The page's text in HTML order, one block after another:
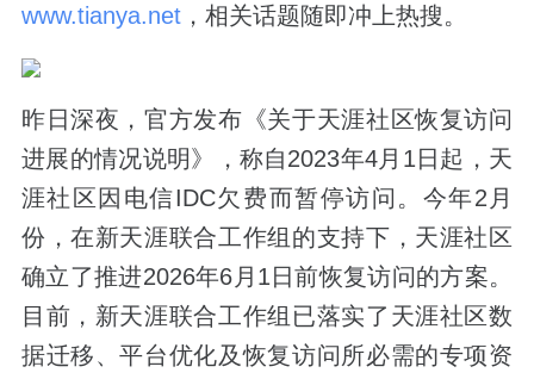
www.tianya.net，相关话题随即冲上热搜。
昨日深夜，官方发布《关于天涯社区恢复访问
进展的情况说明》，称自2023年4月1日起，天
涯社区因电信IDC欠费而暂停访问。今年2月
份，在新天涯联合工作组的支持下，天涯社区
确立了推进2026年6月1日前恢复访问的方案。
目前，新天涯联合工作组已落实了天涯社区数
据迁移、平台优化及恢复访问所必需的专项资